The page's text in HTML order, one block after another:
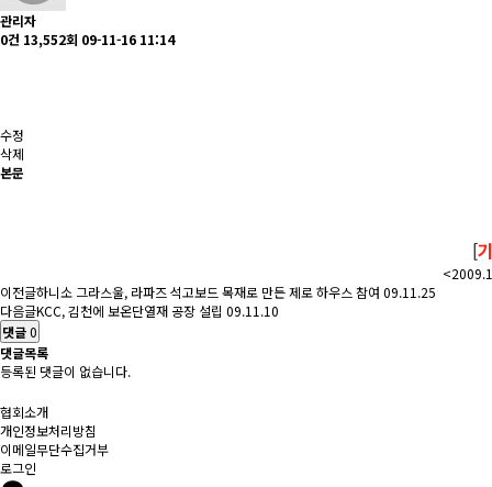
관리자
0건 13,552회 09-11-16 11:14
수정
삭제
본문
[
이전글하니소 그라스울, 라파즈 석고보드 목재로 만든 제로 하우스 참여 09.11.25
다음글KCC, 김천에 보온단열재 공장 설립 09.11.10
댓글0
댓글목록
등록된 댓글이 없습니다.
협회소개
개인정보처리방침
이메일무단수집거부
로그인